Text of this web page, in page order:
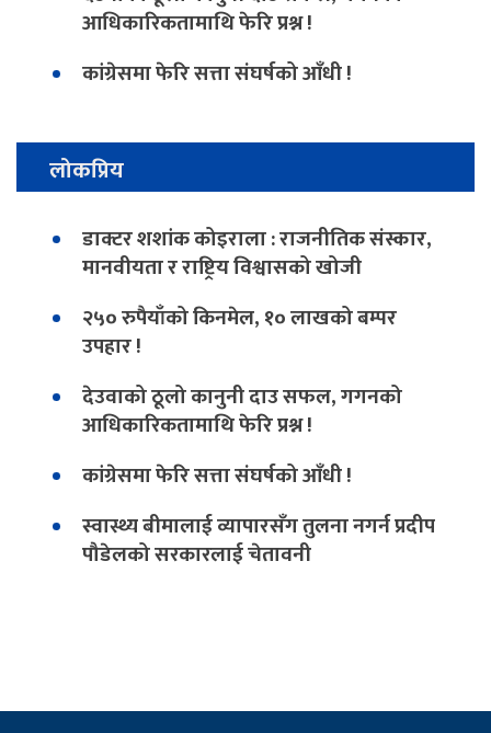
आधिकारिकतामाथि फेरि प्रश्न !
कांग्रेसमा फेरि सत्ता संघर्षको आँधी !
लोकप्रिय
डाक्टर शशांक कोइराला : राजनीतिक संस्कार,
मानवीयता र राष्ट्रिय विश्वासको खोजी
२५० रुपैयाँको किनमेल, १० लाखको बम्पर
उपहार !
देउवाको ठूलो कानुनी दाउ सफल, गगनको
आधिकारिकतामाथि फेरि प्रश्न !
कांग्रेसमा फेरि सत्ता संघर्षको आँधी !
स्वास्थ्य बीमालाई व्यापारसँग तुलना नगर्न प्रदीप
पौडेलको सरकारलाई चेतावनी